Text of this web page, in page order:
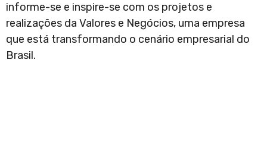
informe-se e inspire-se com os projetos e
realizações da Valores e Negócios, uma empresa
que está transformando o cenário empresarial do
Brasil.